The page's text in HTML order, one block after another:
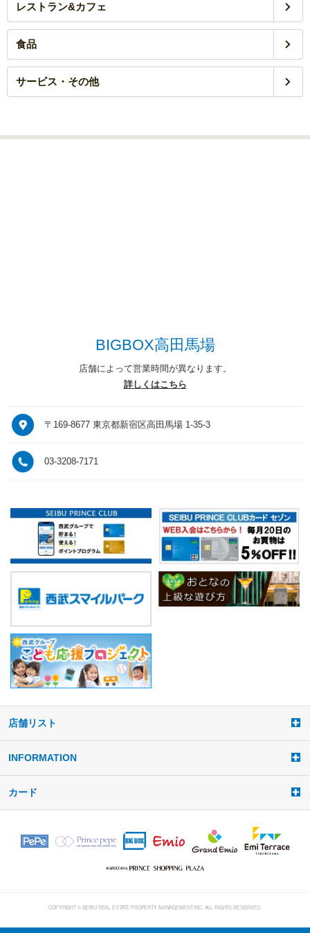
レストラン&カフェ
食品
サービス・その他
BIGBOX高田馬場
店舗によって営業時間が異なります。
詳しくはこちら
〒169-8677 東京都新宿区高田馬場 1-35-3
03-3208-7171
店舗リスト
a
d
d
e
INFORMATION
カード
COPYRIGHT © SEIBU REAL ESTATE PROPERTY MANAGEMENT INC. ALL RIGHTS RESERVED.